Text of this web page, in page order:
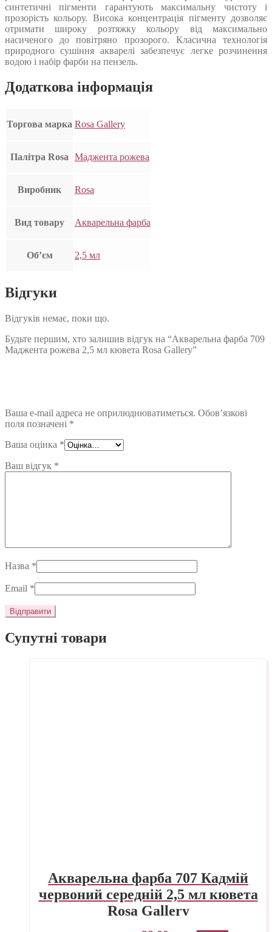
синтетичні пігменти гарантують максимальну чистоту і
прозорість кольору. Висока концентрація пігменту дозволяє
отримати широку розтяжку кольору від максимально
насиченого до повітряно прозорого. Класична технологія
природного сушіння акварелі забезпечує легке розчинення
водою і набір фарби на пензель.
Додаткова інформація
Торгова марка Rosa Gallery
Палітра Rosa Маджента рожева
Виробник Rosa
Вид товару Акварельна фарба
Об’єм 2,5 мл
Відгуки
Відгуків немає, поки що.
Будьте першим, хто залишив відгук на “Акварельна фарба 709
Маджента рожева 2,5 мл кювета Rosa Gallery”
Ваша e-mail адреса не оприлюднюватиметься. Обов’язкові
поля позначені *
Ваша оцінка *
Ваш відгук *
Назва *
Email *
Супутні товари
Акварельна фарба 707 Кадмій
червоний середній 2,5 мл кювета
Rosa Gallery